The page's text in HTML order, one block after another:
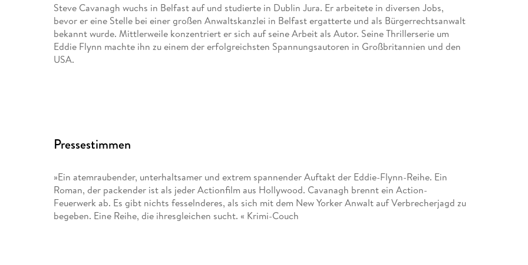
Steve Cavanagh wuchs in Belfast auf und studierte in Dublin Jura. Er arbeitete in diversen Jobs,
bevor er eine Stelle bei einer großen Anwaltskanzlei in Belfast ergatterte und als Bürgerrechtsanwalt
bekannt wurde. Mittlerweile konzentriert er sich auf seine Arbeit als Autor. Seine Thrillerserie um
Eddie Flynn machte ihn zu einem der erfolgreichsten Spannungsautoren in Großbritannien und den
USA.
Pressestimmen
»Ein atemraubender, unterhaltsamer und extrem spannender Auftakt der Eddie-Flynn-Reihe. Ein
Roman, der packender ist als jeder Actionfilm aus Hollywood. Cavanagh brennt ein Action-
Feuerwerk ab. Es gibt nichts fesselnderes, als sich mit dem New Yorker Anwalt auf Verbrecherjagd zu
begeben. Eine Reihe, die ihresgleichen sucht. « Krimi-Couch